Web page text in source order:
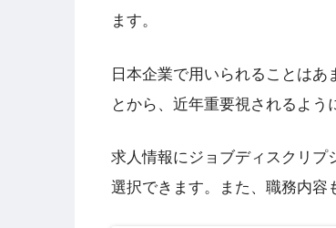
ます。
日本企業で用いられることは
とから、近年重要視されるよう
求人情報にジョブディスクリプ
選択できます。また、職務内容